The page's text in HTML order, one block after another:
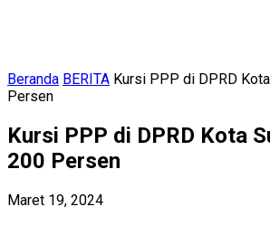
Beranda BERITA Kursi PPP di DPRD
Persen
Kursi PPP di DPRD Kota
200 Persen
Maret 19, 2024